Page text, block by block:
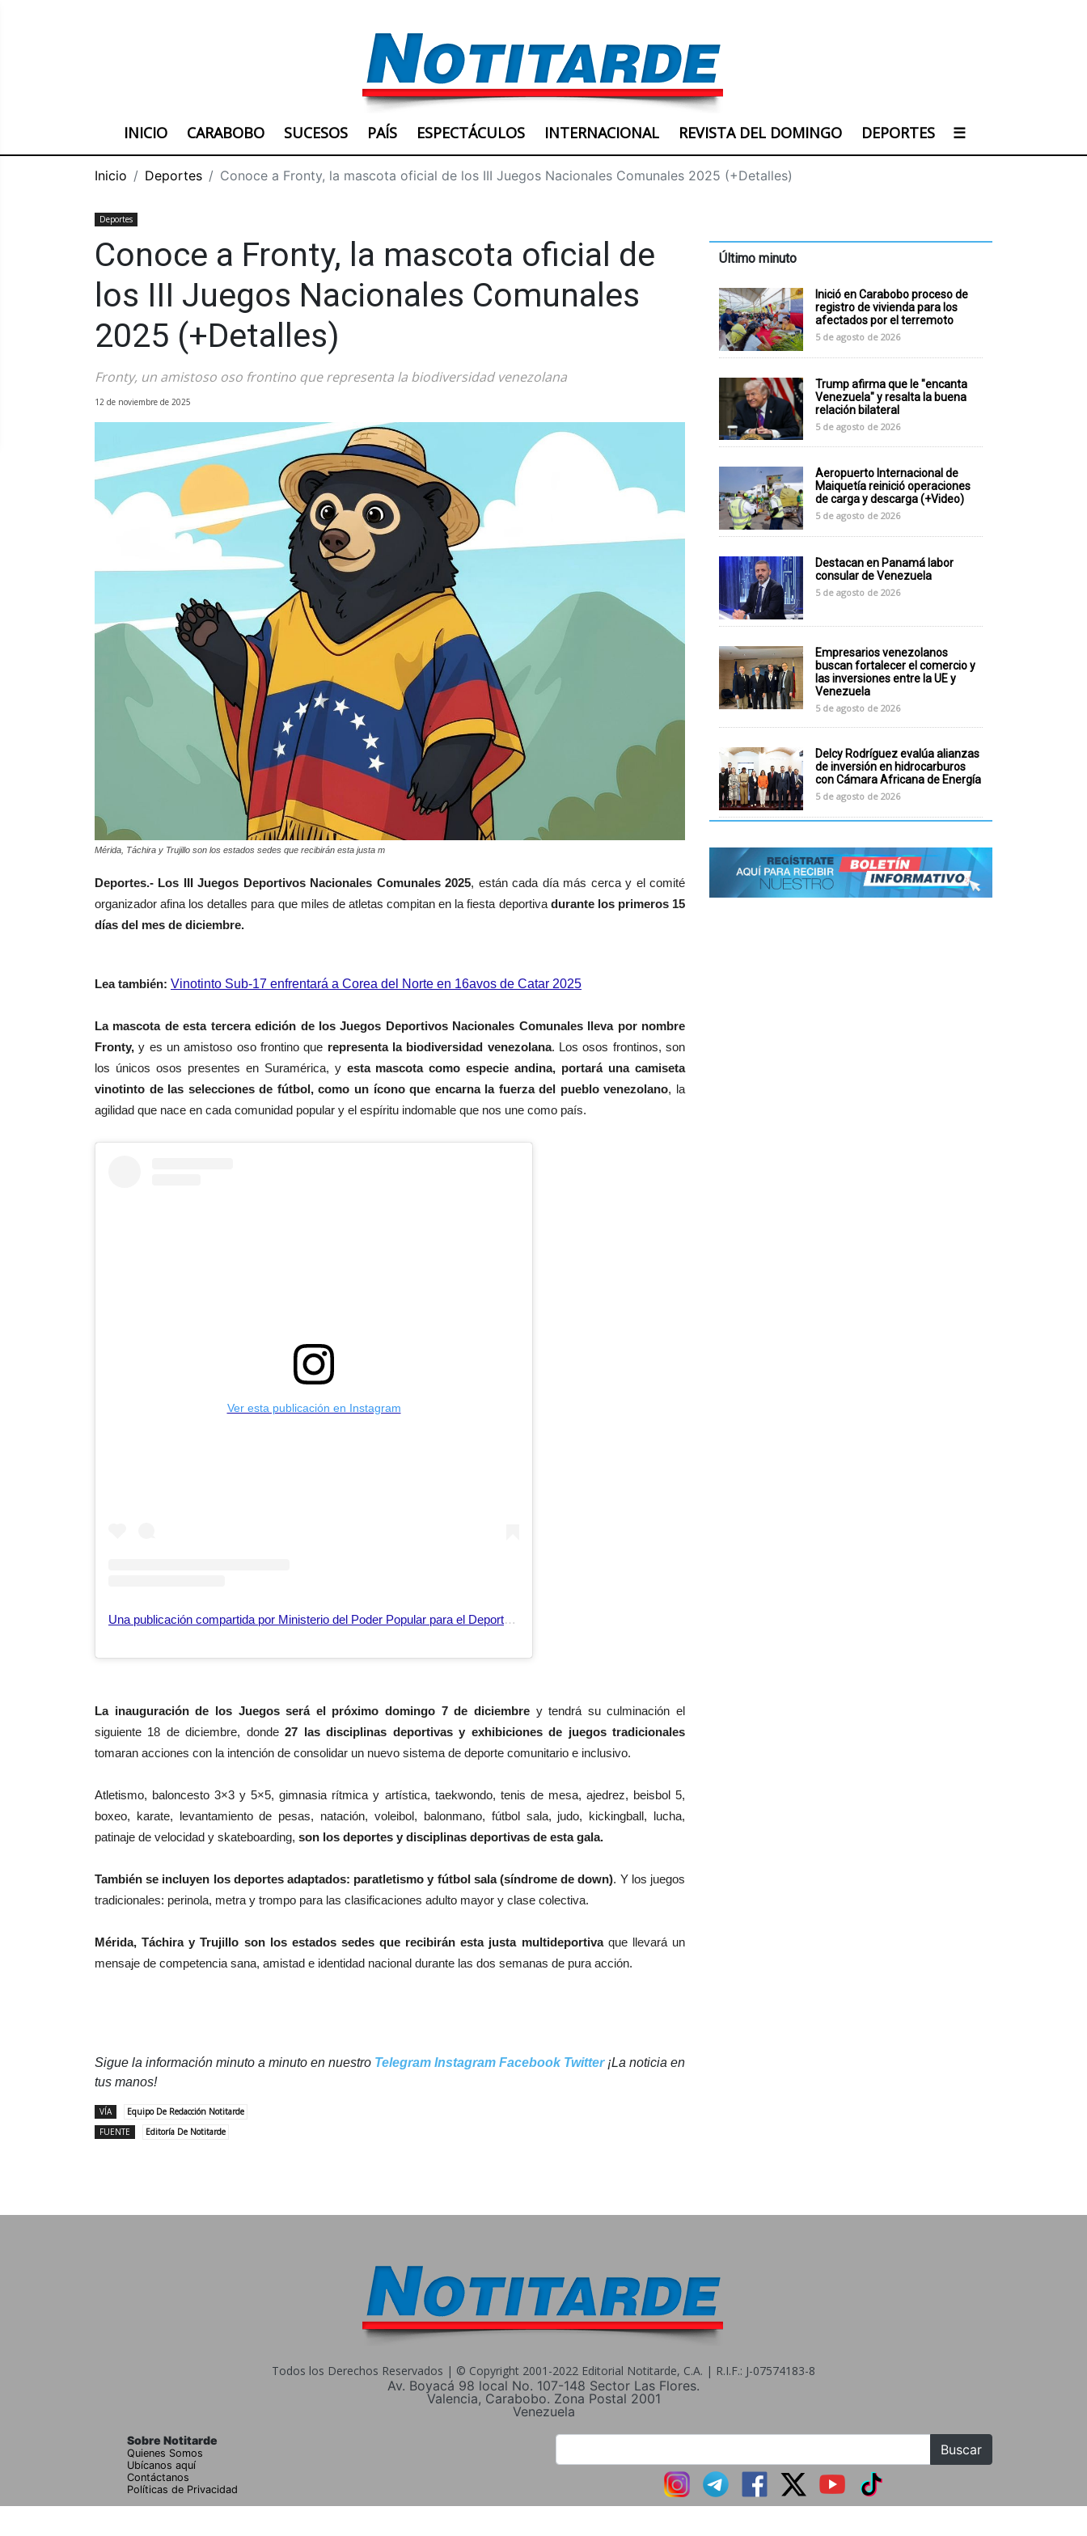
INICIO CARABOBO SUCESOS PAÍS ESPECTÁCULOS INTERNACIONAL REVISTA DEL DOMINGO DEPORTES ☰
Inicio Deportes Conoce a Fronty, la mascota oficial de los III Juegos Nacionales Comunales 2025 (+Detalles)
Deportes
Conoce a Fronty, la mascota oficial de
los III Juegos Nacionales Comunales
2025 (+Detalles)
Fronty, un amistoso oso frontino que representa la biodiversidad venezolana
12 de noviembre de 2025
Mérida, Táchira y Trujillo son los estados sedes que recibirán esta justa m
Deportes.- Los III Juegos Deportivos Nacionales Comunales 2025, están cada día más cerca y el comité
organizador afina los detalles para que miles de atletas compitan en la fiesta deportiva durante los primeros 15
días del mes de diciembre.
Lea también: Vinotinto Sub-17 enfrentará a Corea del Norte en 16avos de Catar 2025
La mascota de esta tercera edición de los Juegos Deportivos Nacionales Comunales lleva por nombre
Fronty, y es un amistoso oso frontino que representa la biodiversidad venezolana. Los osos frontinos, son
los únicos osos presentes en Suramérica, y esta mascota como especie andina, portará una camiseta
vinotinto de las selecciones de fútbol, como un ícono que encarna la fuerza del pueblo venezolano, la
agilidad que nace en cada comunidad popular y el espíritu indomable que nos une como país.
Ver esta publicación en Instagram
Una publicación compartida por Ministerio del Poder Popular para el Deporte (@mindeporte_ve)
La inauguración de los Juegos será el próximo domingo 7 de diciembrey tendrá su culminación el
siguiente 18 de diciembre, donde27 las disciplinas deportivas y exhibiciones de juegos tradicionales
tomaran acciones con la intención de consolidar un nuevo sistema de deporte comunitario e inclusivo.
Atletismo, baloncesto 3×3 y 5×5, gimnasia rítmica y artística, taekwondo, tenis de mesa, ajedrez, beisbol 5,
boxeo, karate, levantamiento de pesas, natación, voleibol, balonmano, fútbol sala, judo, kickingball, lucha,
patinaje de velocidad y skateboarding, son los deportes y disciplinas deportivas de esta gala.
También se incluyen los deportes adaptados: paratletismo y fútbol sala (síndrome de down). Y los juegos
tradicionales: perinola, metra y trompo para las clasificaciones adulto mayor y clase colectiva.
Mérida, Táchira y Trujillo son los estados sedes que recibirán esta justa multideportivaque llevará un
mensaje de competencia sana, amistad e identidad nacional durante las dos semanas de pura acción.
Sigue la información minuto a minuto en nuestro Telegram Instagram Facebook Twitter¡La noticia en
tus manos!
VÍA
Equipo De Redacción Notitarde
FUENTE
Editoría De Notitarde
Último minuto
Inició en Carabobo proceso de
registro de vivienda para los
afectados por el terremoto
5 de agosto de 2026
Trump afirma que le "encanta
Venezuela" y resalta la buena
relación bilateral
5 de agosto de 2026
Aeropuerto Internacional de
Maiquetía reinició operaciones
de carga y descarga (+Video)
5 de agosto de 2026
Destacan en Panamá labor
consular de Venezuela
5 de agosto de 2026
Empresarios venezolanos
buscan fortalecer el comercio y
las inversiones entre la UE y
Venezuela
5 de agosto de 2026
Delcy Rodríguez evalúa alianzas
de inversión en hidrocarburos
con Cámara Africana de Energía
5 de agosto de 2026
Todos los Derechos Reservados | © Copyright 2001-2022 Editorial Notitarde, C.A. | R.I.F.: J-07574183-8
Av. Boyacá 98 local No. 107-148 Sector Las Flores.
Valencia, Carabobo. Zona Postal 2001
Venezuela
Sobre Notitarde
Quienes Somos
Ubícanos aquí
Contáctanos
Políticas de Privacidad
Buscar